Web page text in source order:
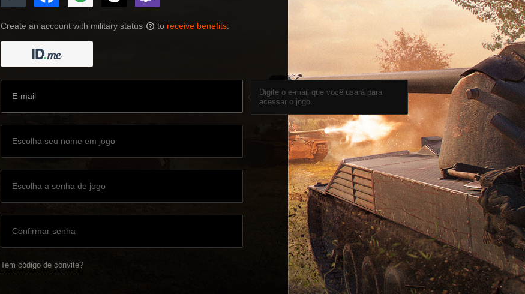
Create an account with military status ? to receive benefits:
Digite o e-mail que você usará para
acessar o jogo.
Tem código de convite?